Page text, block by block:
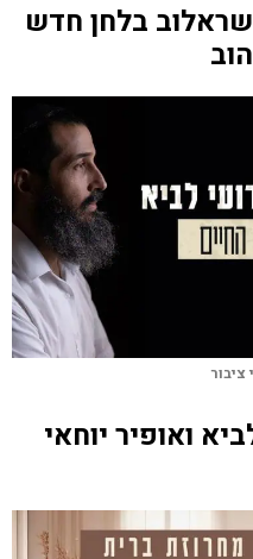
2025: גיל ישראלוב בלחן חדש
ציבור
ואופיר יוחאי